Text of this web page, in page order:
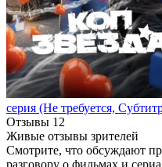
серия (Не требуется,
Отзывы 12
Живые отзывы зрителей
Смотрите, что обсуждают
разговору о фильмах и